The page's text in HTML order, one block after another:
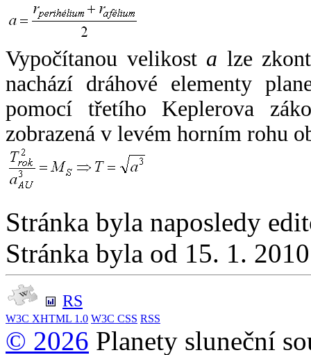
Vypočítanou velikost a lze
nachází dráhové elementy
pomocí třetího Keplerova
zobrazená v levém horním rohu
Stránka byla naposledy
Stránka byla od 15. 1.
RS
W3C XHTML 1.0 W3C CSS RSS
© 2026 Planety sluneční